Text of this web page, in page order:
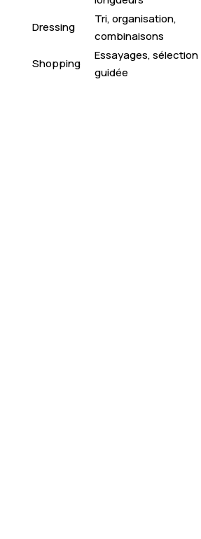
Dressing
Tri, organisation,
combinaisons
Shopping
Essayages, sélection
guidée